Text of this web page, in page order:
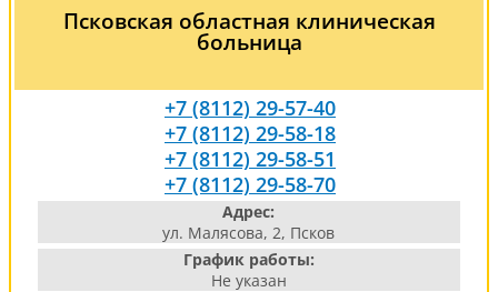
Псковская областная клиническая
больница
+7 (8112) 29-57-40
+7 (8112) 29-58-18
+7 (8112) 29-58-51
+7 (8112) 29-58-70
Адрес:
ул. Малясова, 2, Псков
График работы:
Не указан